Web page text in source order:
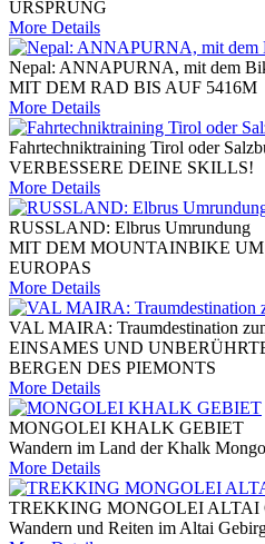
URSPRUNG
More Details
Nepal: ANNAPURNA, mit dem
MIT DEM RAD BIS AUF 5416M
More Details
Fahrtechniktraining Tirol oder
VERBESSERE DEINE SKILLS!
More Details
RUSSLAND: Elbrus Umrundung
MIT DEM MOUNTAINBIKE
EUROPAS
More Details
VAL MAIRA: Traumdestination
EINSAMES UND
BERGEN DES PIEMONTS
More Details
MONGOLEI KHALK GEBIET
Wandern im Land der Khalk
More Details
TREKKING MONGOLEI ALTAI
Wandern und Reiten im Altai